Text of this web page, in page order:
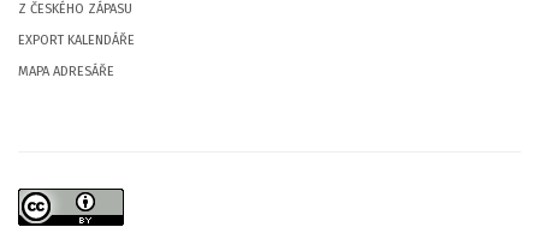
Z ČESKÉHO ZÁPASU
EXPORT KALENDÁŘE
MAPA ADRESÁŘE